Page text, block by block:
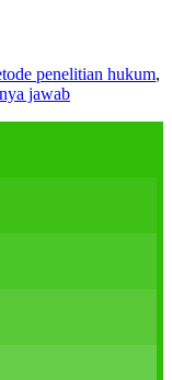
penelitian hukum,
jawab